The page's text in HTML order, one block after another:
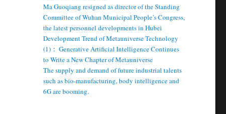
Ma Guoqiang resigned as director of the Standing
Committee of Wuhan Municipal People’s Congress,
the latest personnel developments in Hubei
Development Trend of Metauniverse Technology
(1)： Generative Artificial Intelligence Continues
to Write a New Chapter of Metauniverse
The supply and demand of future industrial talents
such as bio-manufacturing, body intelligence and
6G are booming.